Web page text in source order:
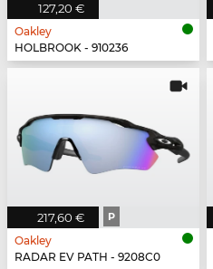
127,20 €
Oakley
HOLBROOK - 910236
217,60 € P
Oakley
RADAR EV PATH - 9208C0